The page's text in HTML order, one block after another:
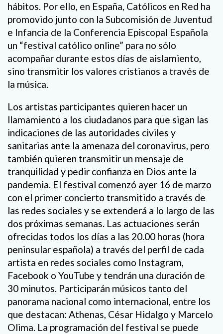
hábitos. Por ello, en España, Católicos en Red ha
promovido junto con la Subcomisión de Juventud
e Infancia de la Conferencia Episcopal Española
un “festival católico online” para no sólo
acompañar durante estos días de aislamiento,
sino transmitir los valores cristianos a través de
la música.
Los artistas participantes quieren hacer un
llamamiento a los ciudadanos para que sigan las
indicaciones de las autoridades civiles y
sanitarias ante la amenaza del coronavirus, pero
también quieren transmitir un mensaje de
tranquilidad y pedir confianza en Dios ante la
pandemia. El festival comenzó ayer 16 de marzo
con el primer concierto transmitido a través de
las redes sociales y se extenderá a lo largo de las
dos próximas semanas. Las actuaciones serán
ofrecidas todos los días a las 20.00 horas (hora
peninsular española) a través del perfil de cada
artista en redes sociales como Instagram,
Facebook o YouTube y tendrán una duración de
30 minutos. Participarán músicos tanto del
panorama nacional como internacional, entre los
que destacan: Athenas, César Hidalgo y Marcelo
Olima. La programación del festival se puede